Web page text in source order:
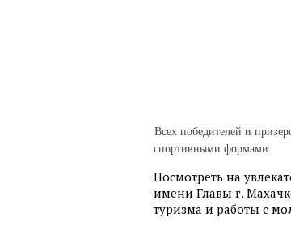
Всех победителей и
спортивными формами.
Посмотреть на
имени Главы г.
туризма и работы с